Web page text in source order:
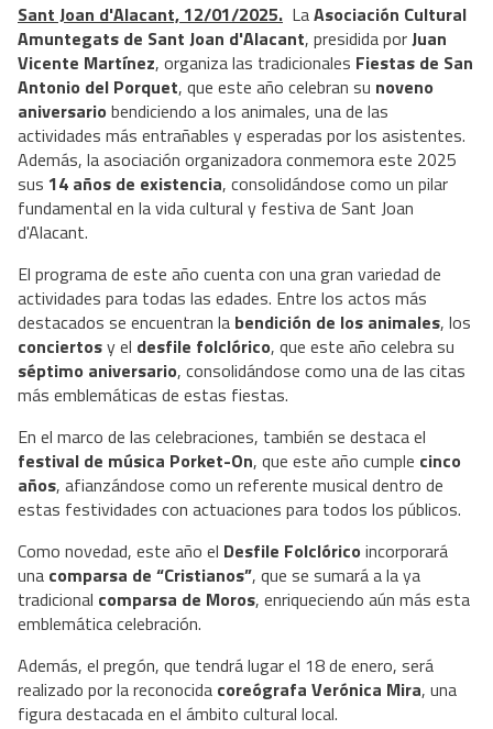
Sant Joan d'Alacant, 12/01/2025. LaAsociación Cultural
Amuntegats de Sant Joan d'Alacant, presidida porJuan
Vicente Martínez, organiza las tradicionales Fiestas de San
Antonio del Porquet, que este año celebran su noveno
aniversario bendiciendo a los animales, una de las
actividades más entrañables y esperadas por los asistentes.
Además, la asociación organizadora conmemora este 2025
sus 14 años de existencia, consolidándose como un pilar
fundamental en la vida cultural y festiva de Sant Joan
d'Alacant.
El programa de este año cuenta con una gran variedad de
actividades para todas las edades. Entre los actos más
destacados se encuentran la bendición de los animales, los
conciertosy el desfile folclórico, que este año celebra su
séptimo aniversario, consolidándose como una de las citas
más emblemáticas de estas fiestas.
En el marco de las celebraciones, también se destaca el
festival de música Porket-On, que este año cumple cinco
años, afianzándose como un referente musical dentro de
estas festividades con actuaciones para todos los públicos.
Como novedad, este año el Desfile Folclórico incorporará
una comparsa de “Cristianos”, que se sumará a la ya
tradicional comparsa de Moros, enriqueciendo aún más esta
emblemática celebración.
Además, el pregón, que tendrá lugar el 18 de enero, será
realizado por la reconocida coreógrafa Verónica Mira, una
figura destacada en el ámbito cultural local.